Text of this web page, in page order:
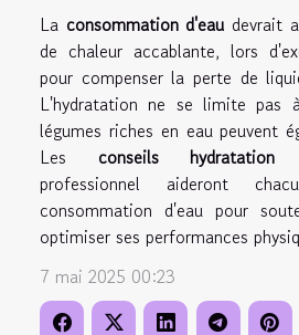
La consommation d'eau devrait
de chaleur accablante, lors
pour compenser la perte de
L'hydratation ne se limite
légumes riches en eau peuvent
Les conseils hydratation
professionnel aideront
consommation d'eau pour
optimiser ses performances
7 mai 2025 00:23